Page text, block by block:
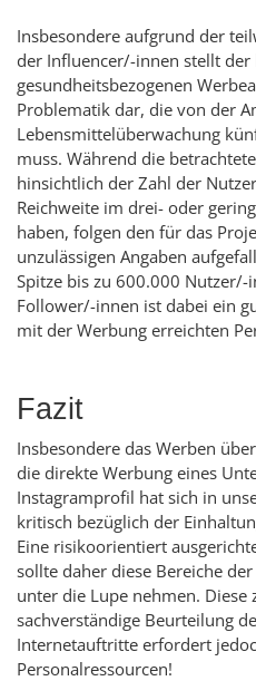
Insbesondere aufgrund der
der Influencer/-innen stellt der
gesundheitsbezogenen
Problematik dar, die von der
Lebensmittelüberwachung
muss. Während die
hinsichtlich der Zahl der
Reichweite im drei- oder
haben, folgen den für das
unzulässigen Angaben
Spitze bis zu 600.000 Nutzer/-
Follower/-innen ist dabei ein
mit der Werbung erreichten
Fazit
Insbesondere das Werben über
die direkte Werbung eines
Instagramprofil hat sich in
kritisch bezüglich der
Eine risikoorientiert
sollte daher diese Bereiche
unter die Lupe nehmen. Diese
sachverständige Beurteilung
Internetauftritte erfordert
Personalressourcen!